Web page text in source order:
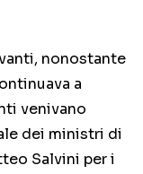
nonostante
a
venivano
dei ministri di
Salvini per i